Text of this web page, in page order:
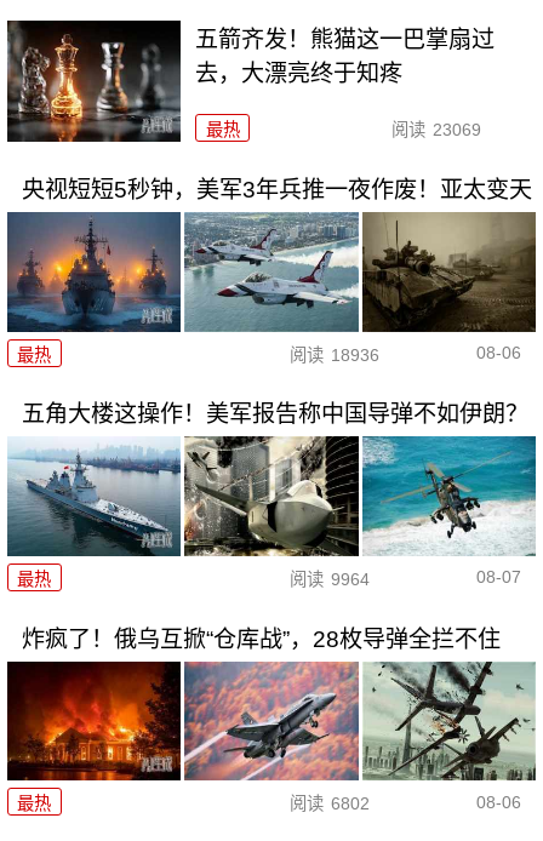
五箭齐发！熊猫这一巴掌扇过
去，大漂亮终于知疼
最热 阅读 23069
央视短短5秒钟，美军3年兵推一夜作废！亚太变天
最热 阅读 18936 08-06
五角大楼这操作！美军报告称中国导弹不如伊朗？
最热 阅读 9964 08-07
炸疯了！俄乌互掀“仓库战”，28枚导弹全拦不住
最热 阅读 6802 08-06